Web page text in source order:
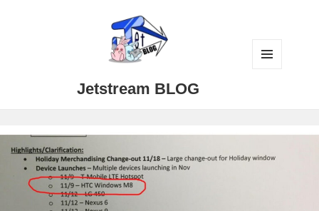
Jetstream BLOG